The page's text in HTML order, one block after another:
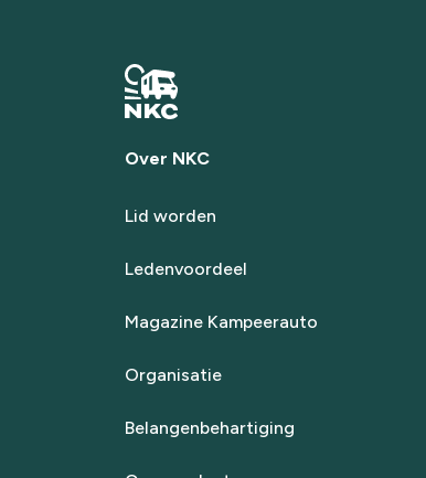
Over NKC
Lid worden
Ledenvoordeel
Magazine Kampeerauto
Organisatie
Belangenbehartiging